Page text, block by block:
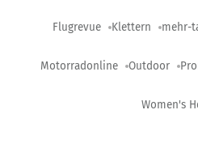
Flugrevue Klettern mehr-
Motorradonline Outdoor
Women's